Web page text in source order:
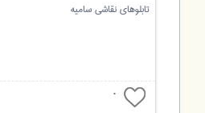
تابلوهای نقاشی سامیه
0